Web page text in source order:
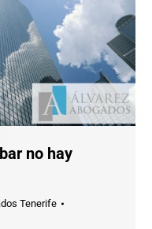
no hay
Tenerife